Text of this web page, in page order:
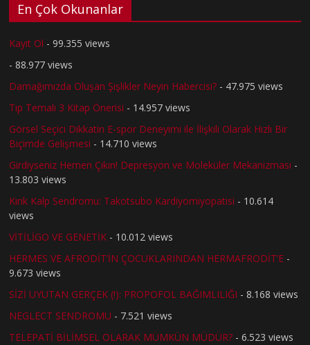
En Çok Okunanlar
Kayıt Ol - 99.355 views
- 88.977 views
Damağımızda Oluşan Şişlikler Neyin Habercisi? - 47.975 views
Tıp Temalı 3 Kitap Önerisi - 14.957 views
Görsel Seçici Dikkatin E-spor Deneyimi ile İlişkili Olarak Hızlı Bir
Biçimde Gelişmesi - 14.710 views
Girdiyseniz Hemen Çıkın! Depresyon ve Moleküler Mekanizması -
13.803 views
Kırık Kalp Sendromu: Takotsubo Kardiyomiyopatisi - 10.614
views
VİTİLİGO VE GENETİK - 10.012 views
HERMES VE AFRODİT’İN ÇOCUKLARINDAN HERMAFRODİT’E -
9.673 views
SİZİ UYUTAN GERÇEK (!): PROPOFOL BAĞIMLILIĞI - 8.168 views
NEGLECT SENDROMU - 7.521 views
TELEPATİ BİLİMSEL OLARAK MÜMKÜN MÜDÜR? - 6.523 views